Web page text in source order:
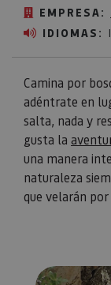
EMPRESA:
IDIOMAS:
Camina por
adéntrate en
salta, nada y
gusta la
una manera
naturaleza
que velarán